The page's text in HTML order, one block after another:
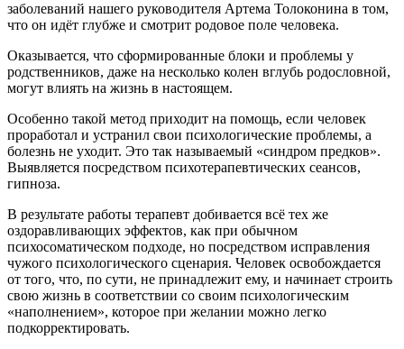
заболеваний нашего руководителя Артема Толоконина в том,
что он идёт глубже и смотрит родовое поле человека.
Оказывается, что сформированные блоки и проблемы у
родственников, даже на несколько колен вглубь родословной,
могут влиять на жизнь в настоящем.
Особенно такой метод приходит на помощь, если человек
проработал и устранил свои психологические проблемы, а
болезнь не уходит. Это так называемый «синдром предков».
Выявляется посредством психотерапевтических сеансов,
гипноза.
В результате работы терапевт добивается всё тех же
оздоравливающих эффектов, как при обычном
психосоматическом подходе, но посредством исправления
чужого психологического сценария. Человек освобождается
от того, что, по сути, не принадлежит ему, и начинает строить
свою жизнь в соответствии со своим психологическим
«наполнением», которое при желании можно легко
подкорректировать.